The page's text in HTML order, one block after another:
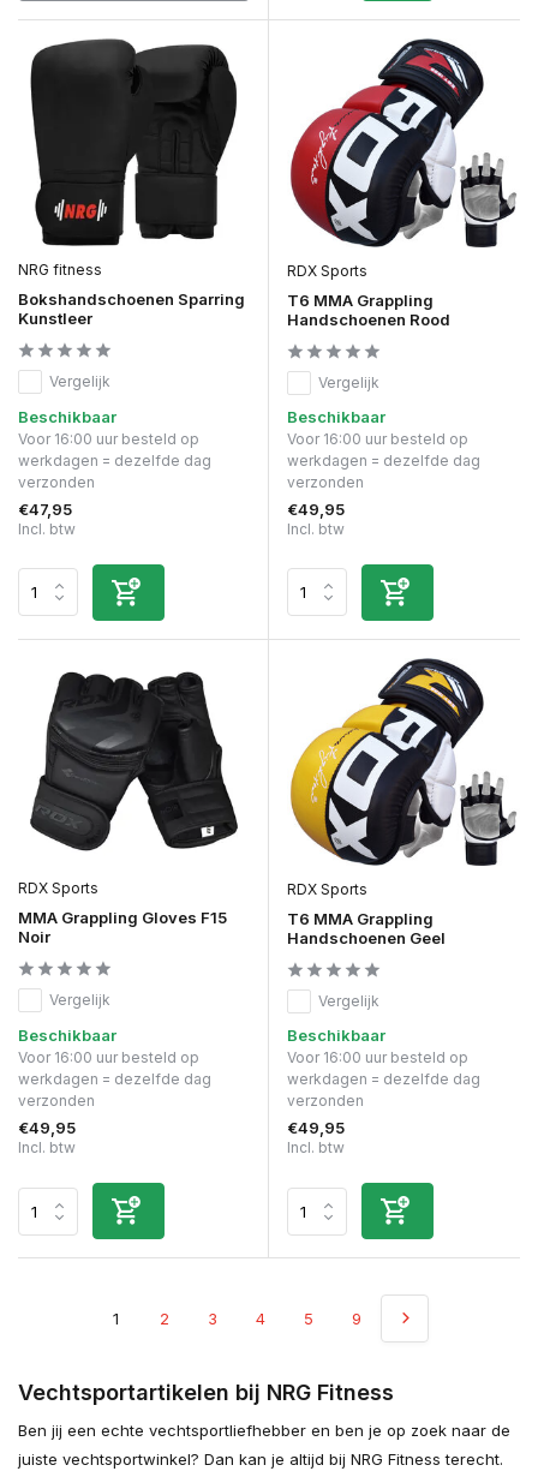
NRG fitness
Bokshandschoenen Sparring
Kunstleer
Vergelijk
Beschikbaar
Voor 16:00 uur besteld op
werkdagen = dezelfde dag
verzonden
€47,95
Incl. btw
RDX Sports
T6 MMA Grappling
Handschoenen Rood
Vergelijk
Beschikbaar
Voor 16:00 uur besteld op
werkdagen = dezelfde dag
verzonden
€49,95
Incl. btw
RDX Sports
MMA Grappling Gloves F15
Noir
Vergelijk
Beschikbaar
Voor 16:00 uur besteld op
werkdagen = dezelfde dag
verzonden
€49,95
Incl. btw
RDX Sports
T6 MMA Grappling
Handschoenen Geel
Vergelijk
Beschikbaar
Voor 16:00 uur besteld op
werkdagen = dezelfde dag
verzonden
€49,95
Incl. btw
1 2 3 4 5 9
Vechtsportartikelen bij NRG Fitness
Ben jij een echte vechtsportliefhebber en ben je op zoek naar de
juiste vechtsportwinkel? Dan kan je altijd bij NRG Fitness terecht.